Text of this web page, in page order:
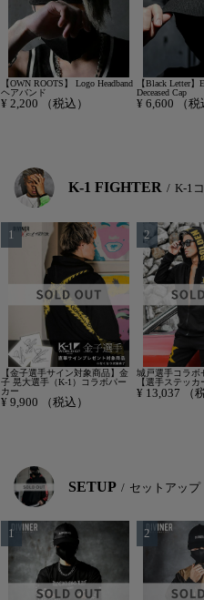
【OWN ROOTS】 Logo Headband
ヘアバンド
¥ 2,200 （税込）
【Black Letter】
Deceased Cap
¥ 6,600 （税
K-1 FIGHTER K-1
【金子選手サイン対象商品】金
子 晃大選手（K-1）コラボパー
カー
¥ 9,900 （税込）
城戸選手コラボ
【選手ステッカ
¥ 13,037 （
SETUP セットアップ